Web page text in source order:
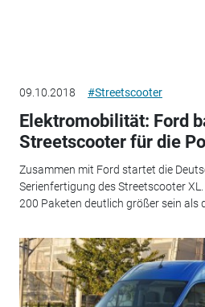
09.10.2018 #Streetscooter
Elektromobilität: Ford
Streetscooter für die
Zusammen mit Ford startet die
Serienfertigung des Streetscooter
200 Paketen deutlich größer sein als